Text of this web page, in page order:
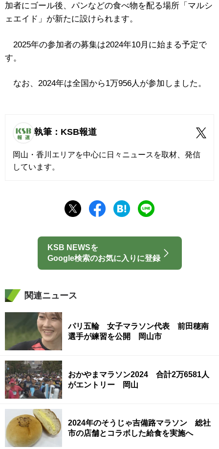
加者にゴール後、パンなどの食べ物を配る場所「マルシ
ェエイド」が新たに設けられます。
2025年の参加者の募集は2024年10月に始まる予定で
す。
なお、2024年は全国から1万956人が参加しました。
執筆：KSB報道
岡山・香川エリアを中心に日々ニュースを取材、発信
しています。
KSB NEWSを
Google検索のお気に入りに登録
関連ニュース
パリ五輪 女子マラソン代表 前田穂南
選手が練習を公開 岡山市
おかやまマラソン2024 合計2万6581人
がエントリー 岡山
2024年のそうじゃ吉備路マラソン 総社
市の店舗とコラボした給食を実施へ